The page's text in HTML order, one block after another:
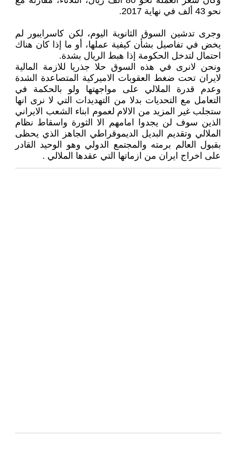
نحو 43 ألف في نهاية 2017.
وجرى تدشين السوق الثانوية اليوم، لكن كاسرايبور لم
يخض في تفاصيل بشأن كيفية عملها، أو ما إذا كان هناك
احتمال لتدخل الحكومة إذا هبط الريال بشدة.
ونحن لانرى في هذه السوق حلا جذريا للازمة المالية
لايران تحت ضغط العقوبات الاميركية المتصاعدة الشدة
وعدم قدرة الملالي على مواجهتها ولو بالحكمة في
التعامل مع التحديات بدلا من التهديدات التي لا نرى انها
ستجلب غير المزيد من الالام لعموم ابناء الشعب الايراني
الذين سوف لن يجدوا امامهم الا الثورة واسقاط نظام
الملالي وتقديم البديل الديموقراطي الجاهز الذي يحظى
بقبول العالم برمته والمجتمع الدولي وهو الوحيد القادر
على اخراج ايران من ازماتها التي عقدها الملالي .